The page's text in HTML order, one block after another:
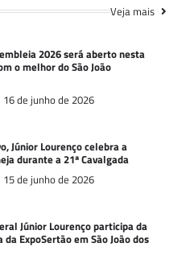
Veja mais
2026 será aberto nesta
o melhor do São João
16 de junho de 2026
Júnior Lourenço celebra a
durante a 21ª Cavalgada
15 de junho de 2026
Júnior Lourenço participa da
da ExpoSertão em São João dos